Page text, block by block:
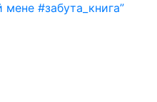
#забута_книга”